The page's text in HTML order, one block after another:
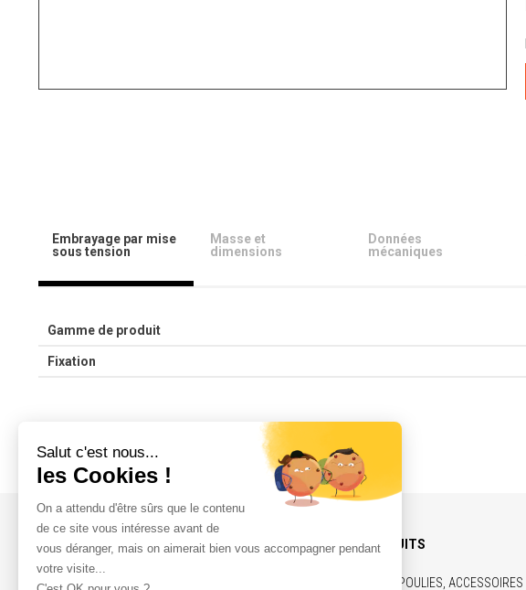
Embrayage par mise
sous tension
Masse et
dimensions
Données
mécaniques
Gamme de produit
Fixation
INFOS ET CONTACT
ACTUALITÉS
NOS PRODUITS
COURROIES, POULIES, ACCESSOIRES